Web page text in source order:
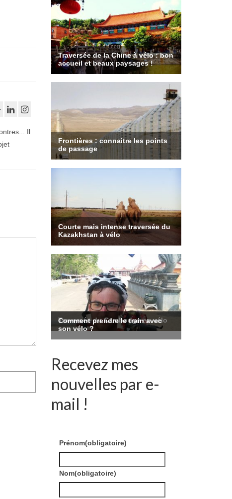
Il
Recevez mes
nouvelles par e-
mail !
Prénom(obligatoire)
Nom(obligatoire)